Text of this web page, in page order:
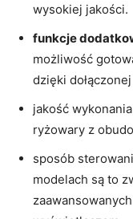
wysokiej jakości.
funkcje
możliwość
dzięki dołączonej
jakość
ryżowary z
sposób
modelach są to